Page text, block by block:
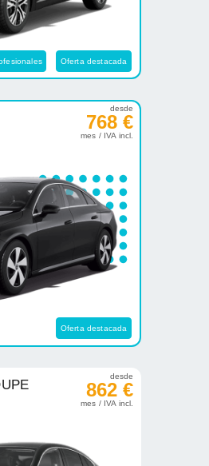
Oferta destacada
desde
768 €
mes / IVA incl.
Oferta destacada
desde
862 €
mes / IVA incl.